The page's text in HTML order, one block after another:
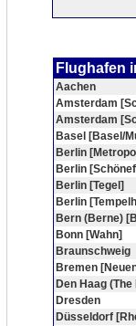
Flughafen
Aachen
Amsterdam
Amsterdam
Basel [Basel/
Berlin
Berlin
Berlin [Tegel]
Berlin
Bern (Berne)
Bonn [Wahn]
Braunschweig
Bremen
Den Haag
Dresden
Düsseldorf